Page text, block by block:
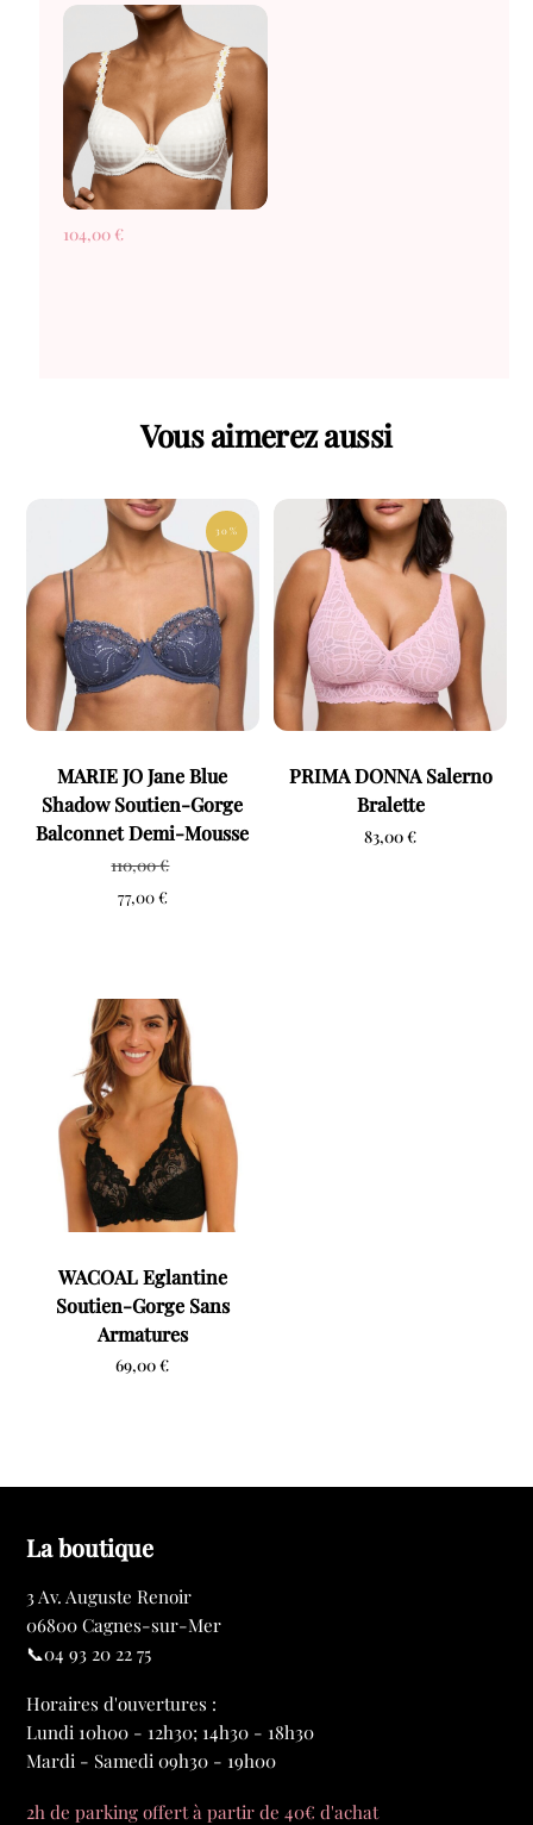
104,00 €
Vous aimerez aussi
30 %
MARIE JO Jane Blue
Shadow Soutien-Gorge
Balconnet Demi-Mousse
110,00€
77,00€
PRIMA DONNA Salerno
Bralette
83,00€
WACOAL Eglantine
Soutien-Gorge Sans
Armatures
69,00€
La boutique
3 Av. Auguste Renoir
06800 Cagnes-sur-Mer
📞04 93 20 22 75
Horaires d'ouvertures :
Lundi 10h00 - 12h30; 14h30 - 18h30
Mardi - Samedi 09h30 - 19h00
2h de parking offert à partir de 40€ d'achat